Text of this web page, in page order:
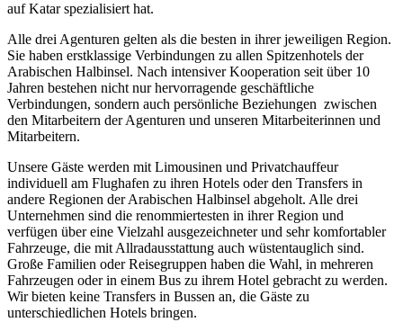
auf Katar spezialisiert hat.
Alle drei Agenturen gelten als die besten in ihrer jeweiligen Region.
Sie haben erstklassige Verbindungen zu allen Spitzenhotels der
Arabischen Halbinsel. Nach intensiver Kooperation seit über 10
Jahren bestehen nicht nur hervorragende geschäftliche
Verbindungen, sondern auch persönliche Beziehungen zwischen
den Mitarbeitern der Agenturen und unseren Mitarbeiterinnen und
Mitarbeitern.
Unsere Gäste werden mit Limousinen und Privatchauffeur
individuell am Flughafen zu ihren Hotels oder den Transfers in
andere Regionen der Arabischen Halbinsel abgeholt. Alle drei
Unternehmen sind die renommiertesten in ihrer Region und
verfügen über eine Vielzahl ausgezeichneter und sehr komfortabler
Fahrzeuge, die mit Allradausstattung auch wüstentauglich sind.
Große Familien oder Reisegruppen haben die Wahl, in mehreren
Fahrzeugen oder in einem Bus zu ihrem Hotel gebracht zu werden.
Wir bieten keine Transfers in Bussen an, die Gäste zu
unterschiedlichen Hotels bringen.